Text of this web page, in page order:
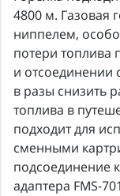
4800 м. Газовая
ниппелем,
потери топлива
и отсоединении
в разы снизить
топлива в
подходит для
сменными
подсоединение
адаптера FMS-